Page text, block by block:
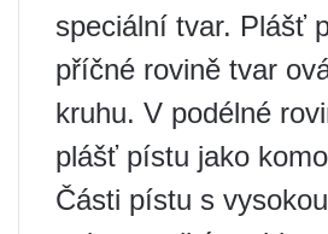
speciální tvar. Plášť
příčné rovině tvar
kruhu. V podélné
plášť pístu jako
Části pístu s